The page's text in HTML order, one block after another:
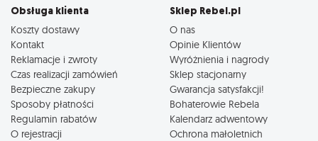
Obsługa klienta
Koszty dostawy
Kontakt
Reklamacje i zwroty
Czas realizacji zamówień
Bezpieczne zakupy
Sposoby płatności
Regulamin rabatów
O rejestracji
Sklep Rebel.pl
O nas
Opinie Klientów
Wyróżnienia i nagrody
Sklep stacjonarny
Gwarancja satysfakcji!
Bohaterowie Rebela
Kalendarz adwentowy
Ochrona małoletnich